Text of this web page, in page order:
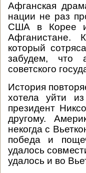
Афганская
нации не раз
США в Корее
Афганистане.
который
забудем, что
советского
История
хотела уйти
президент
другому.
некогда с
победа и
удалось
удалось и во